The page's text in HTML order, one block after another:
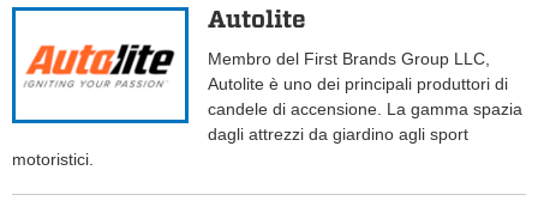
Autolite
Membro del First Brands Group LLC,
Autolite è uno dei principali produttori di
candele di accensione. La gamma spazia
dagli attrezzi da giardino agli sport
motoristici.